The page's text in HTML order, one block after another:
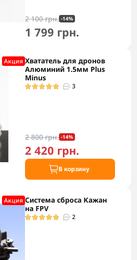
2 100 грн. -14%
1 799 грн.
Акция Хвататель для дронов
Алюминий 1.5мм Plus
Minus
3
2 800 грн. -14%
2 420 грн.
В корзину
Акция Система сброса Кажан
на FPV
2